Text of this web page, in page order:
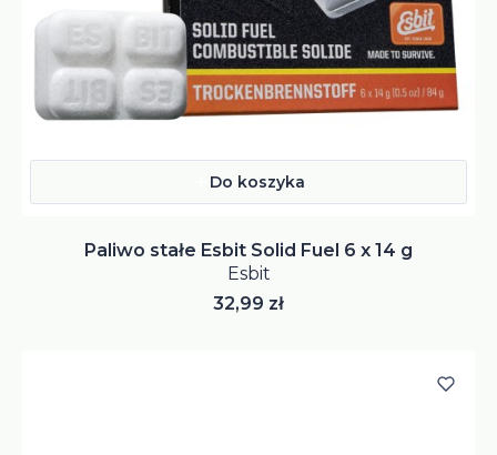
Do koszyka
Paliwo stałe Esbit Solid Fuel 6 x 14 g
Esbit
Cena
32,99 zł